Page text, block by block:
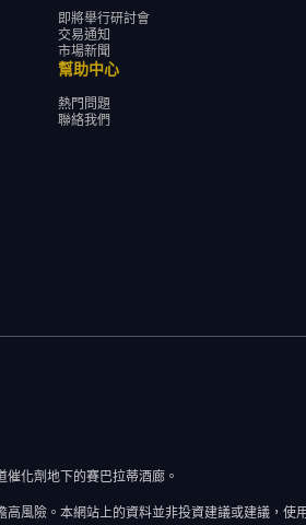
即將舉行研討會
交易通知
市場新聞
幫助中心
熱門問題
聯絡我們
化劑地下的賽巴拉蒂酒廊。
風險。本網站上的資料並非投資建議或建議，使